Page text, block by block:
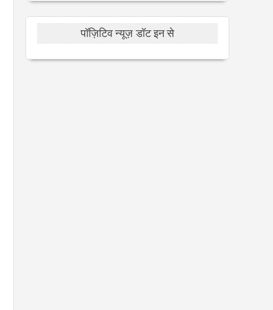
पॉज़िटिव न्यूज़ डॉट इन से